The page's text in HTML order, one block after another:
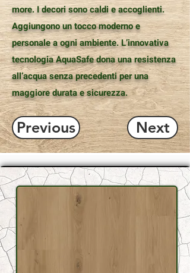
more. I decori sono caldi e accoglienti.
Aggiungono un tocco moderno e
personale a ogni ambiente. L’innovativa
tecnologia AquaSafe dona una resistenza
all’acqua senza precedenti per una
maggiore durata e sicurezza.
Previous Next